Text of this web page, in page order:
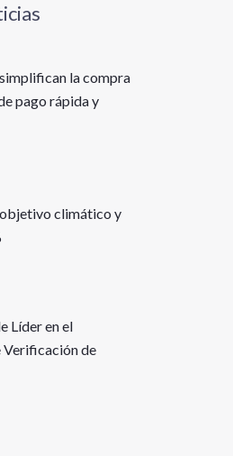
la compra
pago rápida y
objetivo climático y
Líder en el
de